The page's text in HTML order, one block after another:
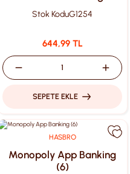
Asorti
Stok KoduG1254
644,99 TL
SEPETE EKLE
HASBRO
Monopoly App Banking
(6)